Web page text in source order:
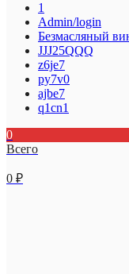
1
Admin/login
Безмасляный
JJJ25QQQ
z6je7
py7v0
ajbe7
q1cn1
0
Всего
0 ₽